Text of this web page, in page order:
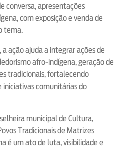
conversa, apresentações
com exposição e venda de
tema.
ação ajuda a integrar ações de
afro-indígena, geração de
tradicionais, fortalecendo
comunitárias do
municipal de Cultura,
Tradicionais de Matrizes
é um ato de luta, visibilidade e